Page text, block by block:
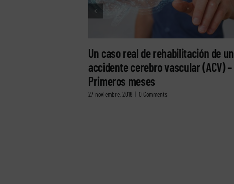
Un caso real de rehabilitación de un
accidente cerebro vascular (ACV) –
Primeros meses
27 noviembre, 2018 0 Comments